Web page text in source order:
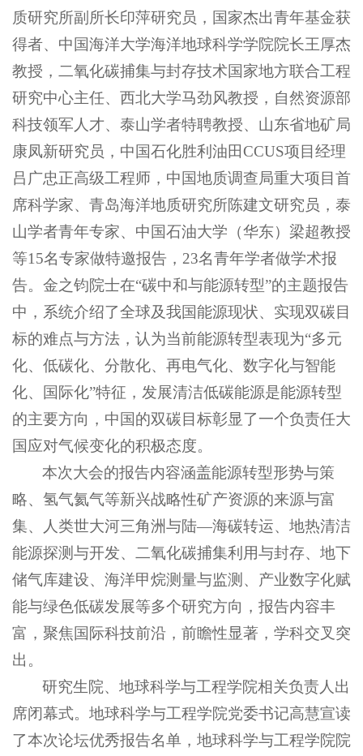
质研究所副所长印萍研究员，国家杰出青年基金获
得者、中国海洋大学海洋地球科学学院院长王厚杰
教授，二氧化碳捕集与封存技术国家地方联合工程
研究中心主任、西北大学马劲风教授，自然资源部
科技领军人才、泰山学者特聘教授、山东省地矿局
康凤新研究员，中国石化胜利油田CCUS项目经理
吕广忠正高级工程师，中国地质调查局重大项目首
席科学家、青岛海洋地质研究所陈建文研究员，泰
山学者青年专家、中国石油大学（华东）梁超教授
等15名专家做特邀报告，23名青年学者做学术报
告。金之钧院士在“碳中和与能源转型”的主题报告
中，系统介绍了全球及我国能源现状、实现双碳目
标的难点与方法，认为当前能源转型表现为“多元
化、低碳化、分散化、再电气化、数字化与智能
化、国际化”特征，发展清洁低碳能源是能源转型
的主要方向，中国的双碳目标彰显了一个负责任大
国应对气候变化的积极态度。
本次大会的报告内容涵盖能源转型形势与策
略、氢气氦气等新兴战略性矿产资源的来源与富
集、人类世大河三角洲与陆—海碳转运、地热清洁
能源探测与开发、二氧化碳捕集利用与封存、地下
储气库建设、海洋甲烷测量与监测、产业数字化赋
能与绿色低碳发展等多个研究方向，报告内容丰
富，聚焦国际科技前沿，前瞻性显著，学科交叉突
出。
研究生院、地球科学与工程学院相关负责人出
席闭幕式。地球科学与工程学院党委书记高慧宣读
了本次论坛优秀报告名单，地球科学与工程学院院